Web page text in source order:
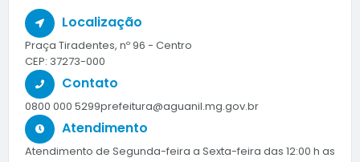
Localização
Praça Tiradentes, nº 96 - Centro
CEP: 37273-000
Contato
0800 000 5299prefeitura@aguanil.mg.gov.br
Atendimento
Atendimento de Segunda-feira a Sexta-feira das 12:00 h as